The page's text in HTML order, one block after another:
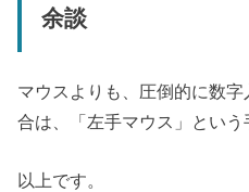
余談
マウスよりも、圧倒的に数
合は、「左手マウス」という
以上です。